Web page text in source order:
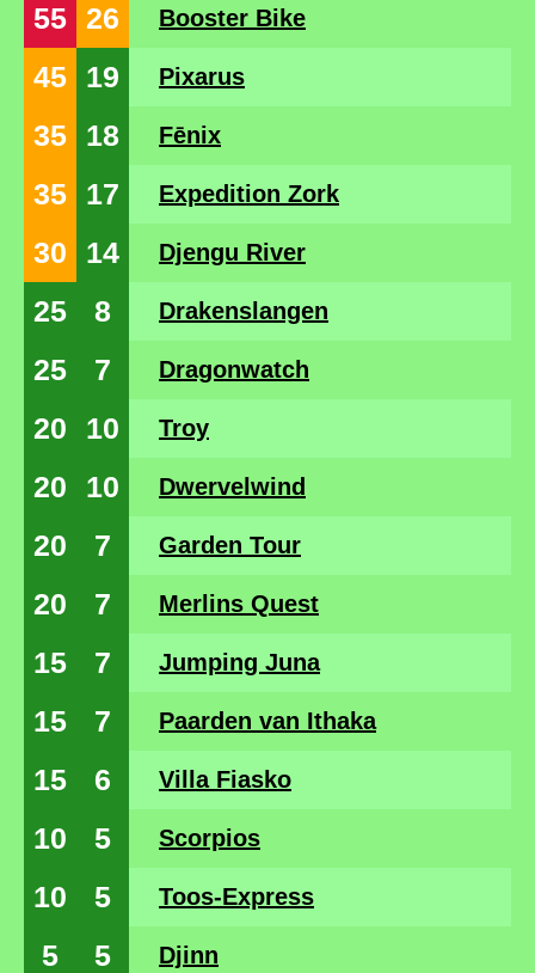
55 26 Booster Bike
45 19 Pixarus
35 18 Fēnix
35 17 Expedition Zork
30 14 Djengu River
25 8 Drakenslangen
25 7 Dragonwatch
20 10 Troy
20 10 Dwervelwind
20 7 Garden Tour
20 7 Merlins Quest
15 7 Jumping Juna
15 7 Paarden van Ithaka
15 6 Villa Fiasko
10 5 Scorpios
10 5 Toos-Express
5 5 Djinn